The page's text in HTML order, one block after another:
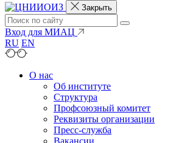
Закрыть
Вход для МИАЦ
RU EN
О нас
Об институте
Структура
Профсоюзный комитет
Реквизиты организации
Пресс-служба
Вакансии